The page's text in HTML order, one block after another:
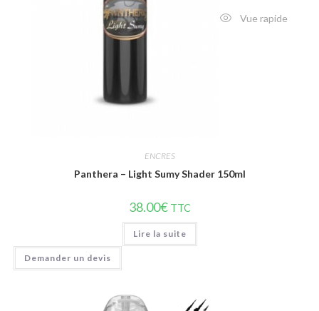
Vue rapide
ENCRES
Panthera – Light Sumy Shader 150ml
38.00€ TTC
Lire la suite
Demander un devis